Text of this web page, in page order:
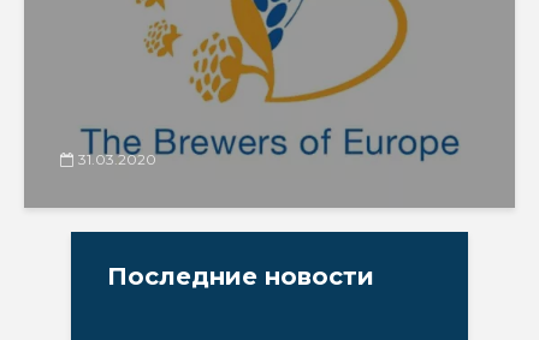
31.03.2020
Последние новости